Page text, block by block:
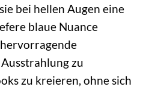
bei hellen Augen eine
blaue Nuance
zu
zu kreieren, ohne sich